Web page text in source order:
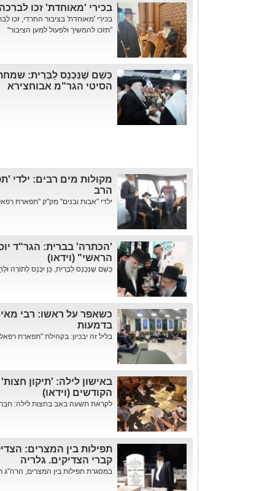
בכירי 'מאוחדת' זכו
בכירי 'מאוחדת' בציבור החרדי, זכו
"תזכו להמשיך ולפעול למען הציבור"
כְּשֵׁם שֶׁנִּכְנַס לַבְּרִית:
הסיטי הגר"מ אבוחצירא
מקולות מים רבים: ילדי
הרב
ילדי "אבות ובנים" מק"ק "תפארת
'הכתרה' בברית: הגר"ד
הראשי" (וידאו)
כְּשֵׁם שֶׁנִּכְנַס לַבְּרִית, כֵּן יִכָּנֵס לְתוֹרָה
כשאפר על ראשו: רבי
בדמעות
בליל זה יבכיון: בקהילת "תפארת
באישון לילה: 'תיקון
הקודשים (וידאו)
לקראת תשעה באב בחצות לילה:
תפילות בין המצרים:
קברי הצדיקים. גלריה
במסגרת תפילות בין המצרים,